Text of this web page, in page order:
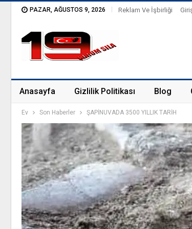
PAZAR, AĞUSTOS 9, 2026 Reklam Ve İşbirliği
Anasayfa Gizlilik Politikası Blog
Ev Son Haberler ŞAPİNUVADA 3500 YILLIK TARİH